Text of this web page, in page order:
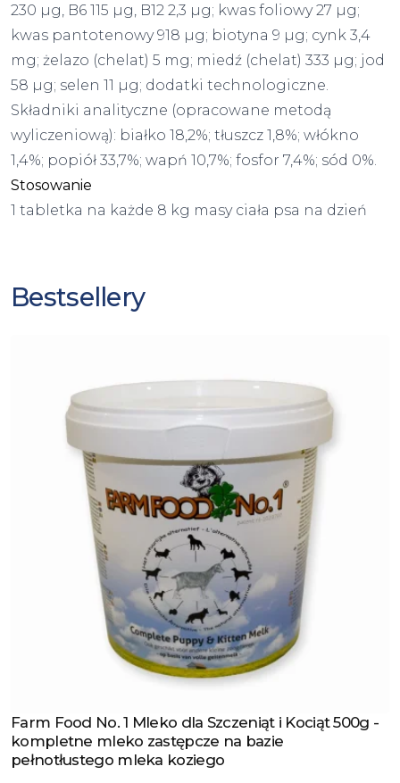
230 µg, B6 115 µg, B12 2,3 µg; kwas foliowy 27 µg;
kwas pantotenowy 918 µg; biotyna 9 µg; cynk 3,4
mg; żelazo (chelat) 5 mg; miedź (chelat) 333 µg; jod
58 µg; selen 11 µg; dodatki technologiczne.
Składniki analityczne (opracowane metodą
wyliczeniową): białko 18,2%; tłuszcz 1,8%; włókno
1,4%; popiół 33,7%; wapń 10,7%; fosfor 7,4%; sód 0%.
Stosowanie
1 tabletka na każde 8 kg masy ciała psa na dzień
Bestsellery
Zobacz produkt
Farm Food No. 1 Mleko dla Szczeniąt i Kociąt 500g -
kompletne mleko zastępcze na bazie
pełnotłustego mleka koziego